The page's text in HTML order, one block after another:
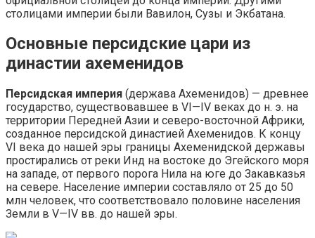
столицами империи были Вавилон, Сузы и Экбатана.
Основные персидские цари из
династии ахеменидов
Персидская империя (держава Ахеменидов) — древнее
государство, существовавшее в VI—IV веках до н. э. на
территории Передней Азии и северо-восточной Африки,
созданное персидской династией Ахеменидов. К концу
VI века до нашей эры границы Ахеменидской державы
простирались от реки Инд на востоке до Эгейского моря
на западе, от первого порога Нила на юге до Закавказья
на севере. Население империи составляло от 25 до 50
млн человек, что соответствовало половине населения
Земли в V—IV вв. до нашей эры.